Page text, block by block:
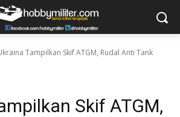
Tampilkan Skif ATGM, Rudal Anti Tank
Skif ATGM,